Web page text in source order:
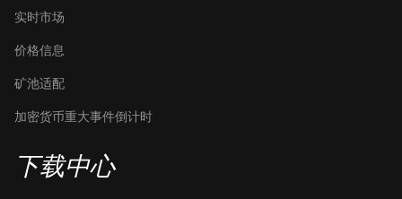
实时市场
价格信息
矿池适配
加密货币重大事件倒计时
下载中心